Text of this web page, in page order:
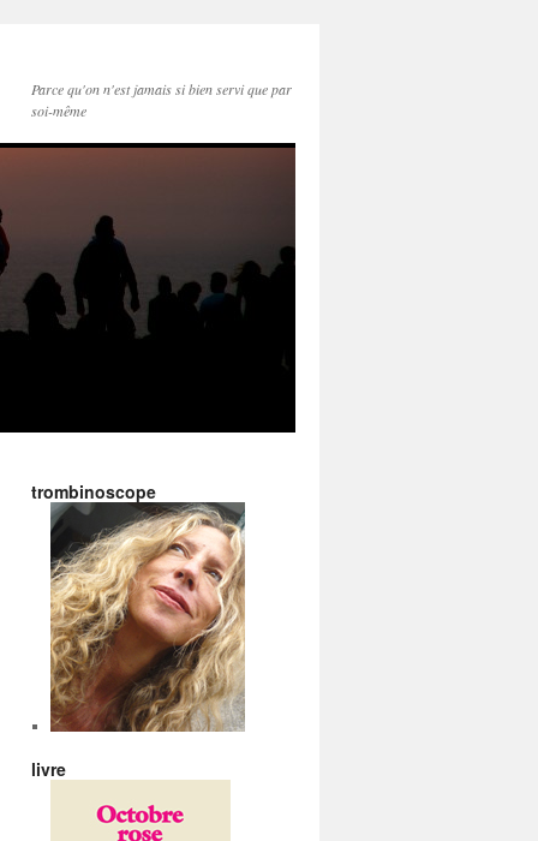
Parce qu'on n'est jamais si bien servi que par
soi-même
trombinoscope
livre